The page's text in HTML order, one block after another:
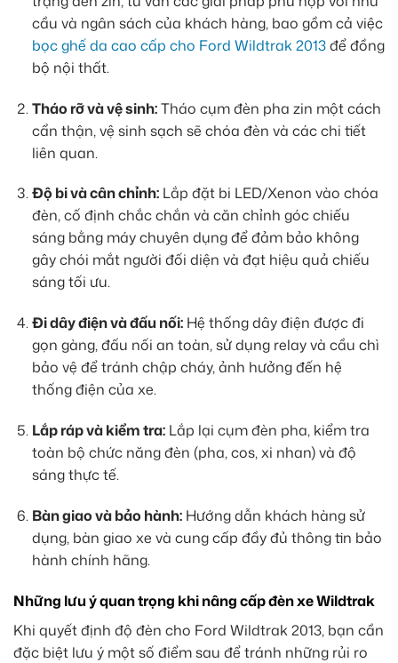
cầu và ngân sách của khách hàng, bao gồm cả việc
bọc ghế da cao cấp cho Ford Wildtrak 2013để đồng
bộ nội thất.
Tháo rỡ và vệ sinh:Tháo cụm đèn pha zin một cách
cẩn thận, vệ sinh sạch sẽ chóa đèn và các chi tiết
liên quan.
Độ bi và cân chỉnh:Lắp đặt bi LED/Xenon vào chóa
đèn, cố định chắc chắn và căn chỉnh góc chiếu
sáng bằng máy chuyên dụng để đảm bảo không
gây chói mắt người đối diện và đạt hiệu quả chiếu
sáng tối ưu.
Đi dây điện và đấu nối:Hệ thống dây điện được đi
gọn gàng, đấu nối an toàn, sử dụng relay và cầu chì
bảo vệ để tránh chập cháy, ảnh hưởng đến hệ
thống điện của xe.
Lắp ráp và kiểm tra:Lắp lại cụm đèn pha, kiểm tra
toàn bộ chức năng đèn (pha, cos, xi nhan) và độ
sáng thực tế.
Bàn giao và bảo hành:Hướng dẫn khách hàng sử
dụng, bàn giao xe và cung cấp đầy đủ thông tin bảo
hành chính hãng.
Những lưu ý quan trọng khi nâng cấp đèn xe Wildtrak
Khi quyết định độ đèn cho Ford Wildtrak 2013, bạn cần
đặc biệt lưu ý một số điểm sau để tránh những rủi ro